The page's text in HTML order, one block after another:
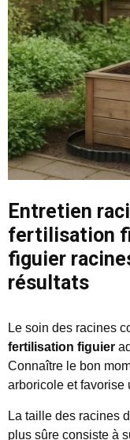
Entretien
fertilisation
figuier
résultats
Le soin des racines
fertilisation figuier
Connaître le bon
arboricole et favorise
La taille des racines
plus sûre consiste à